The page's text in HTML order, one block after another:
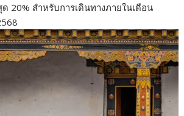
20% สำหรับการเดินทางภายในเดือน